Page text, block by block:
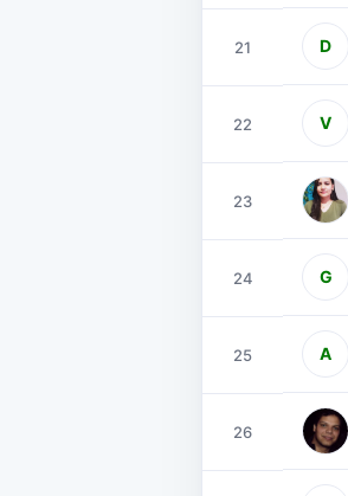
21 D
22 V
23
24 G
25 A
26